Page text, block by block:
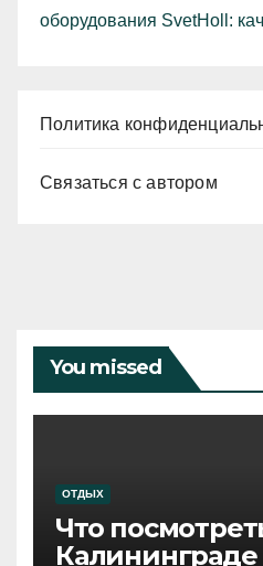
оборудования SvetHoll:
Политика
Связаться с автором
You missed
ОТДЫХ
Что
Калининграде